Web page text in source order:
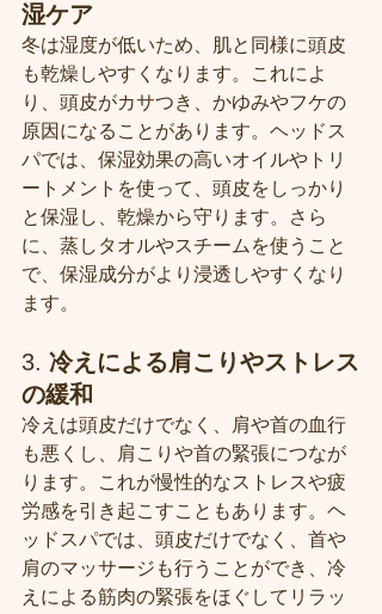
湿ケア
冬は湿度が低いため、肌と同様に頭皮
も乾燥しやすくなります。これによ
り、頭皮がカサつき、かゆみやフケの
原因になることがあります。ヘッドス
パでは、保湿効果の高いオイルやトリ
ートメントを使って、頭皮をしっかり
と保湿し、乾燥から守ります。さら
に、蒸しタオルやスチームを使うこと
で、保湿成分がより浸透しやすくなり
ます。
3. 冷えによる肩こりやストレス
の緩和
冷えは頭皮だけでなく、肩や首の血行
も悪くし、肩こりや首の緊張につなが
ります。これが慢性的なストレスや疲
労感を引き起こすこともあります。ヘ
ッドスパでは、頭皮だけでなく、首や
肩のマッサージも行うことができ、冷
えによる筋肉の緊張をほぐしてリラッ